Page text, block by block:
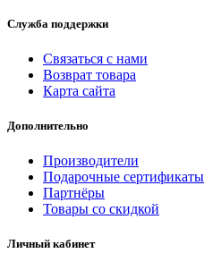
Служба поддержки
Связаться с нами
Возврат товара
Карта сайта
Дополнительно
Производители
Подарочные сертификаты
Партнёры
Товары со скидкой
Личный кабинет